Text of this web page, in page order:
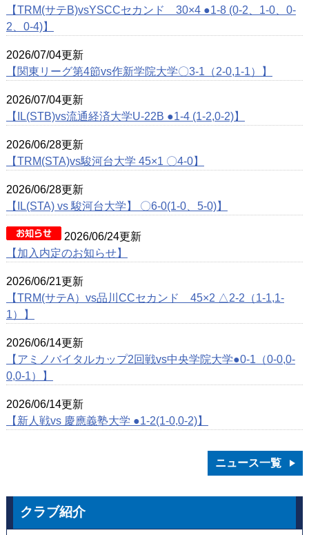
【TRM(サテB)vsYSCCセカンド 30×4 ●1-8 (0-2、1-0、0-
2、0-4)】
2026/07/04更新
【関東リーグ第4節vs作新学院大学〇3-1（2-0,1-1）】
2026/07/04更新
【IL(STB)vs流通経済大学U-22B ●1-4 (1-2,0-2)】
2026/06/28更新
【TRM(STA)vs駿河台大学 45×1 〇4-0】
2026/06/28更新
【IL(STA) vs 駿河台大学】 〇6-0(1-0、5-0)】
2026/06/24更新
【加入内定のお知らせ】
2026/06/21更新
【TRM(サテA）vs品川CCセカンド 45×2 △2-2（1-1,1-
1）】
2026/06/14更新
【アミノバイタルカップ2回戦vs中央学院大学●0-1（0-0,0-
0,0-1）】
2026/06/14更新
【新人戦vs 慶應義塾大学 ●1-2(1-0,0-2)】
ニュース一覧
クラブ紹介